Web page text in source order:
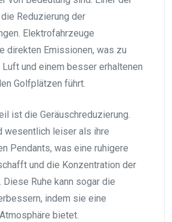
Reduzierung der
Elektrofahrzeuge
direkten Emissionen, was zu
und einem besser erhaltenen
Golfplätzen führt.
ist die Geräuschreduzierung.
wesentlich leiser als ihre
Pendants, was eine ruhigere
und die Konzentration der
Ruhe kann sogar die
indem sie eine
bietet.